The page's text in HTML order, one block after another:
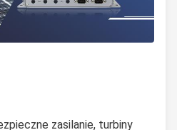
zasilanie, turbiny